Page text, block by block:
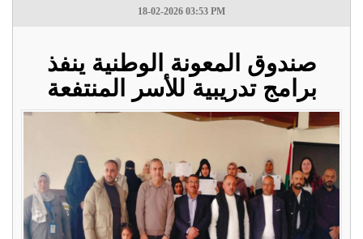
18-02-2026 03:53 PM
صندوق المعونة الوطنية ينفذ
برامج تدريبية للأسر المنتفعة